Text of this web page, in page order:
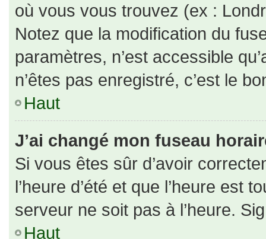
où vous vous trouvez (ex :
Notez que la modification du
paramètres, n’est accessible
n’êtes pas enregistré, c’est le
Haut
J’ai changé mon fuseau
Si vous êtes sûr d’avoir
l’heure d’été et que l’heure est
serveur ne soit pas à l’heure.
Haut